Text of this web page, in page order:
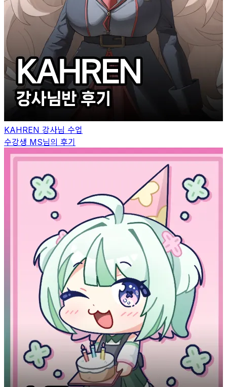
KAHREN 강사님 수업
수강생 MS님의 후기